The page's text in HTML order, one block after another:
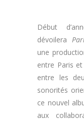
Début
dévoilera
une
entre Paris
entre les
sonorités
ce nouvel
aux